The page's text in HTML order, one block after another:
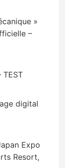
»
–
TEST
digital
Expo
Resort,